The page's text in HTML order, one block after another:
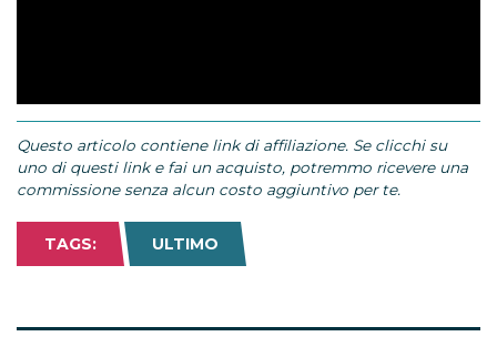
Questo articolo contiene link di affiliazione. Se clicchi su
uno di questi link e fai un acquisto, potremmo ricevere una
commissione senza alcun costo aggiuntivo per te.
TAGS: ULTIMO